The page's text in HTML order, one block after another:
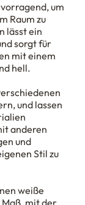
um
Raum zu
lässt ein
sorgt für
mit einem
hell.
und lassen
anderen
und
Stil zu
weiße
Maß, mit der